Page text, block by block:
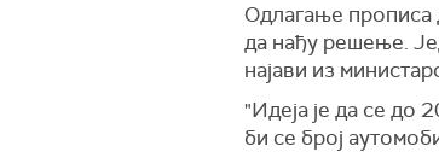
Одлагање прописа
да нађу решење.
најави из
"Идеја је да се до
би се број